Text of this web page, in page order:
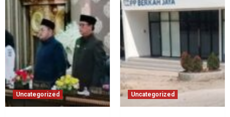
Uncategorized Uncategorized